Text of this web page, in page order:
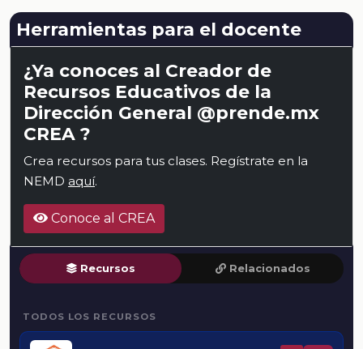
Herramientas para el docente
¿Ya conoces al Creador de
Recursos Educativos de la
Dirección General @prende.mx
CREA ?
Crea recursos para tus clases. Regístrate en la
NEMD aquí.
Conoce al CREA
Recursos Relacionados
TODOS LOS RECURSOS